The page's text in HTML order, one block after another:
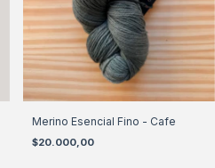
Merino Esencial Fino - Cafe
$20.000,00